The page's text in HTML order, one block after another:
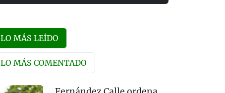
LO MÁS LEÍDO
LO MÁS COMENTADO